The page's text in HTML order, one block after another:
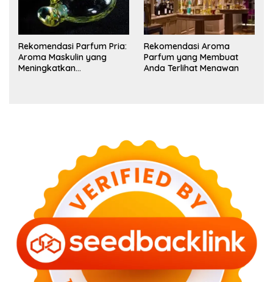
Rekomendasi Parfum Pria:
Aroma Maskulin yang
Meningkatkan
Rekomendasi Aroma
Parfum yang Membuat
Anda Terlihat Menawan